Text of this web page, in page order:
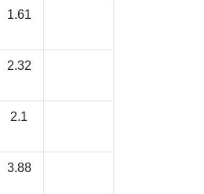
1.61
2.32
2.1
3.88